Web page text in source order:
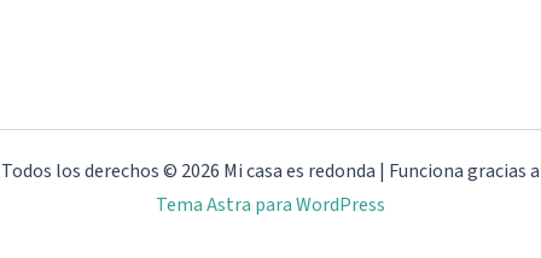
Todos los derechos © 2026 Mi casa es redonda | Funciona gracias a
Tema Astra para WordPress